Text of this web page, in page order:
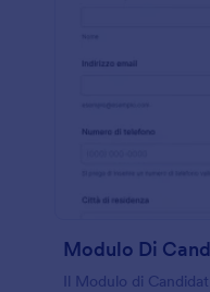
Il Modulo di